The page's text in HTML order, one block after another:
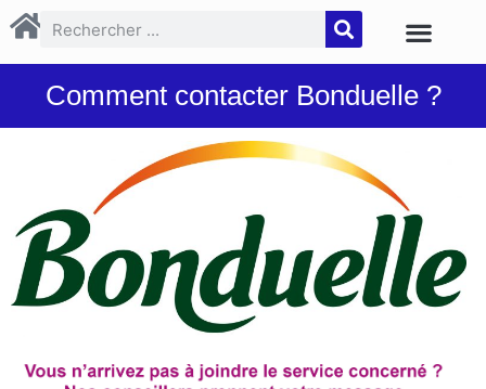
Comment contacter Bonduelle ?